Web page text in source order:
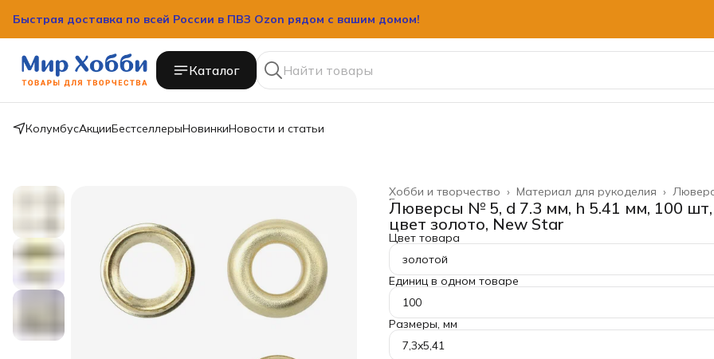
Быстрая доставка по всей России в ПВЗ Ozon рядом с вашим домом!
Быстрая доставка по всей России в ПВЗ Ozon рядом с вашим домом!
Каталог
КолумбусАкцииБестселлерыНовинкиНовости и статьи
Материал для рукоделия ›
Хобби и творчество ›
Главная ›
Люверсы № 5, d 7.3 мм, h 5.41 мм, 100 шт,
цвет золото, New Star
Цвет товара
золотой
Единиц в одном товаре
100
Размеры, мм
7,3x5,41